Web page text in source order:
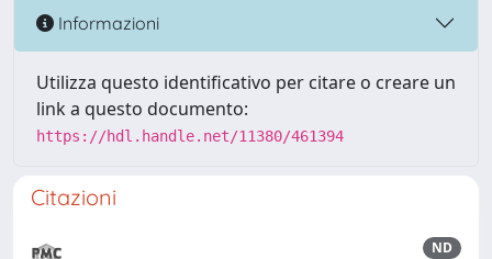
Informazioni
Utilizza questo identificativo per citare o creare un
link a questo documento:
https://hdl.handle.net/11380/461394
Citazioni
ND